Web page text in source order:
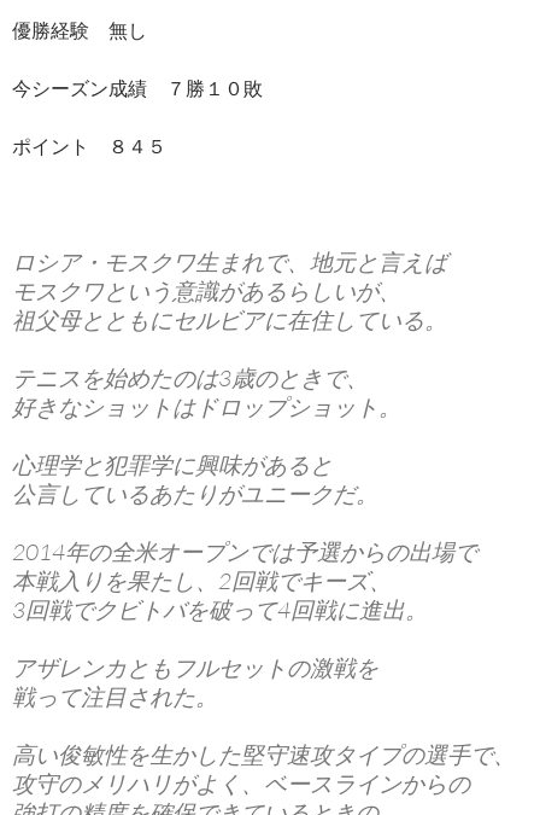
優勝経験 無し
今シーズン成績 ７勝１０敗
ポイント ８４５
ロシア・モスクワ生まれで、地元と言えば
モスクワという意識があるらしいが、
祖父母とともにセルビアに在住している。
テニスを始めたのは3歳のときで、
好きなショットはドロップショット。
心理学と犯罪学に興味があると
公言しているあたりがユニークだ。
2014年の全米オープンでは予選からの出場で
本戦入りを果たし、2回戦でキーズ、
3回戦でクビトバを破って4回戦に進出。
アザレンカともフルセットの激戦を
戦って注目された。
高い俊敏性を生かした堅守速攻タイプの選手で、
攻守のメリハリがよく、ベースラインからの